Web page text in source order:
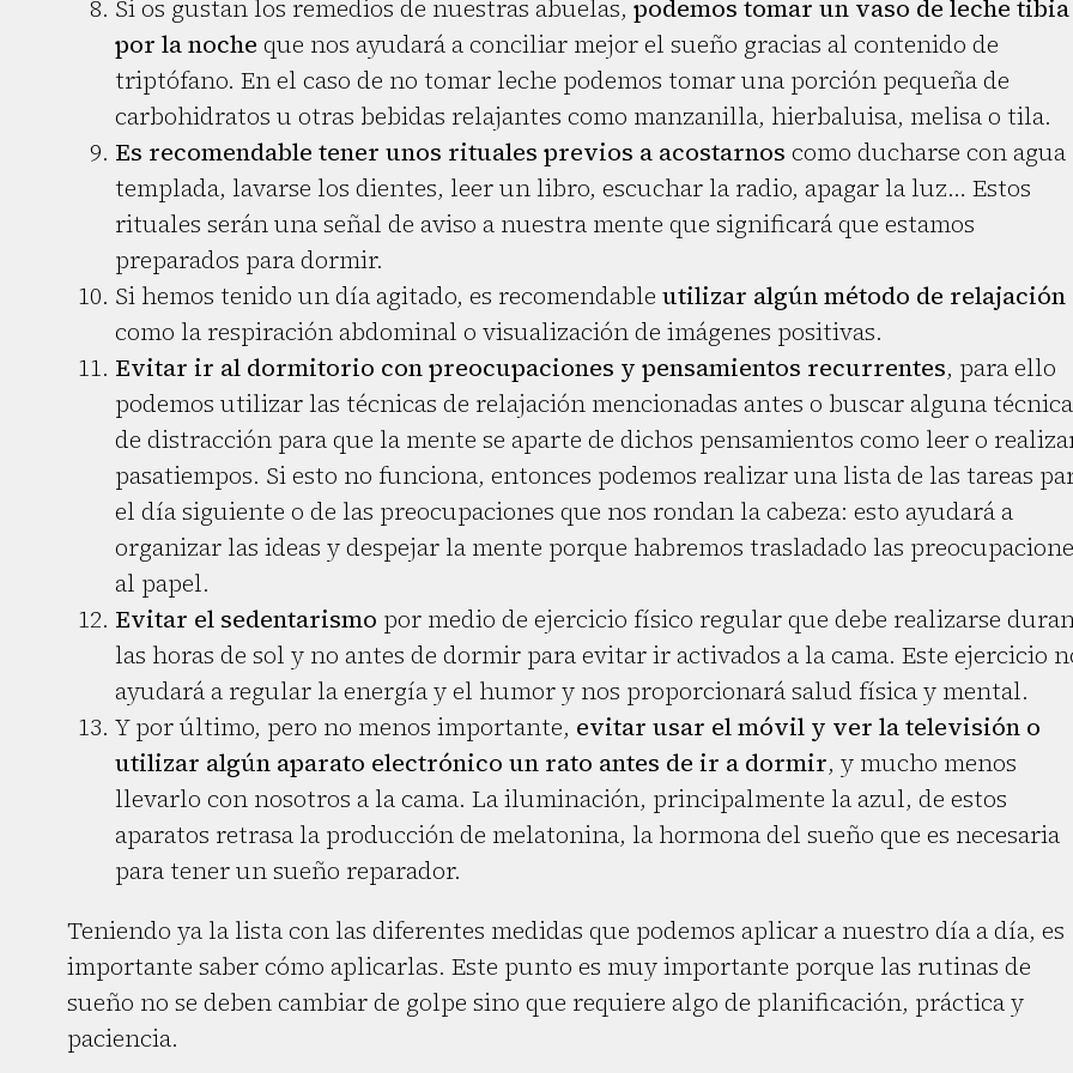
Si os gustan los remedios de nuestras abuelas, podemos tomar un vaso de leche tibia
por la noche que nos ayudará a conciliar mejor el sueño gracias al contenido de
triptófano. En el caso de no tomar leche podemos tomar una porción pequeña de
carbohidratos u otras bebidas relajantes como manzanilla, hierbaluisa, melisa o tila.
Es recomendable tener unos rituales previos a acostarnos como ducharse con agua
templada, lavarse los dientes, leer un libro, escuchar la radio, apagar la luz… Estos
rituales serán una señal de aviso a nuestra mente que significará que estamos
preparados para dormir.
Si hemos tenido un día agitado, es recomendable utilizar algún método de relajación
como la respiración abdominal o visualización de imágenes positivas.
Evitar ir al dormitorio con preocupaciones y pensamientos recurrentes, para ello
podemos utilizar las técnicas de relajación mencionadas antes o buscar alguna técnica
de distracción para que la mente se aparte de dichos pensamientos como leer o
pasatiempos. Si esto no funciona, entonces podemos realizar una lista de las tareas
el día siguiente o de las preocupaciones que nos rondan la cabeza: esto ayudará a
organizar las ideas y despejar la mente porque habremos trasladado las
al papel.
Evitar el sedentarismo por medio de ejercicio físico regular que debe realizarse
las horas de sol y no antes de dormir para evitar ir activados a la cama. Este ejercicio
ayudará a regular la energía y el humor y nos proporcionará salud física y mental.
Y por último, pero no menos importante, evitar usar el móvil y ver la televisión o
utilizar algún aparato electrónico un rato antes de ir a dormir, y mucho menos
llevarlo con nosotros a la cama. La iluminación, principalmente la azul, de estos
aparatos retrasa la producción de melatonina, la hormona del sueño que es necesaria
para tener un sueño reparador.
Teniendo ya la lista con las diferentes medidas que podemos aplicar a nuestro día a día, es
importante saber cómo aplicarlas. Este punto es muy importante porque las rutinas de
sueño no se deben cambiar de golpe sino que requiere algo de planificación, práctica y
paciencia.